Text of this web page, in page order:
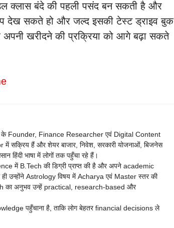
क्लास बंदे की पहली पसंद बन सकती है और
देख सकते हो और जल्द इसकी टेस्ट ड्राइव बुक
खरीदने की प्रक्रिया को आगे बढ़ा सकते
के Founder, Finance Researcher एवं Digital Content
सक्रिय हैं और शेयर बाजार, निवेश, सरकारी योजनाओं, बिजनेस
हिंदी भाषा में लोगों तक पहुँचा रहे हैं।
में B.Tech की डिग्री प्राप्त की है और अपने academic
उन्होंने Astrology विषय में Acharya एवं Master स्तर की
का अनुभव उन्हें practical, research-based और
पहुँचाना है, ताकि लोग बेहतर financial decisions ले